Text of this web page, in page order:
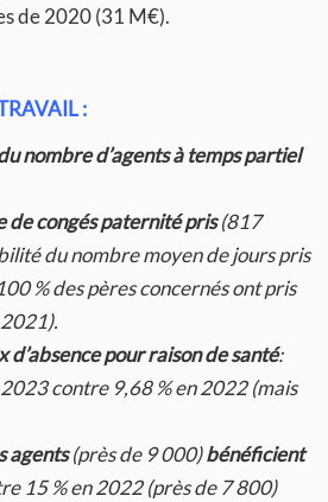
de 2020 (31 M€).
:
nombre d’agents à temps partiel
de congés paternitépris(817
du nombre moyen de jours pris
% des pères concernés ont pris
pour raison de santé:
contre 9,68 % en 2022 (mais
agents(près de 9 000)bénéficient
15 % en 2022 (près de 7 800)